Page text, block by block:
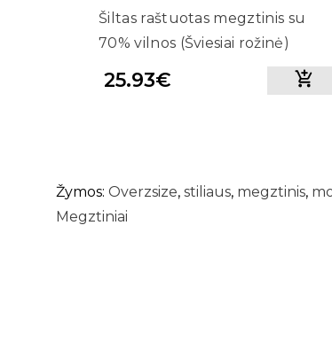
Šiltas raštuotas megztinis su
70% vilnos (Šviesiai rožinė)
25.93€
Žymos: Overzsize, stiliaus, megztinis,
Megztiniai